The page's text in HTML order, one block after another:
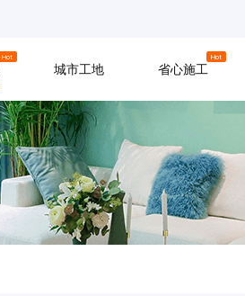
Hot
城市工地 省心施工
Hot
拆改
水电
泥瓦 木工